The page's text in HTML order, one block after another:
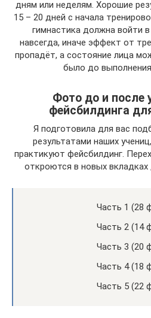
дням или неделям. Хорошие
15 – 20 дней с начала
гимнастика должна войти
навсегда, иначе эффект от
пропадёт, а состояние лица
было до
Фото до и после
фейсбилдинга
Я подготовила для вас
результатами наших
практикуют фейсбилдинг.
откроются в новых
Часть 1 (28
Часть 2 (14
Часть 3 (20
Часть 4 (18
Часть 5 (22